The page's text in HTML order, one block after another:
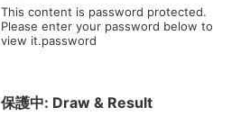
This content is password protected.
Please enter your password below to
view it.password
保護中: Draw & Result